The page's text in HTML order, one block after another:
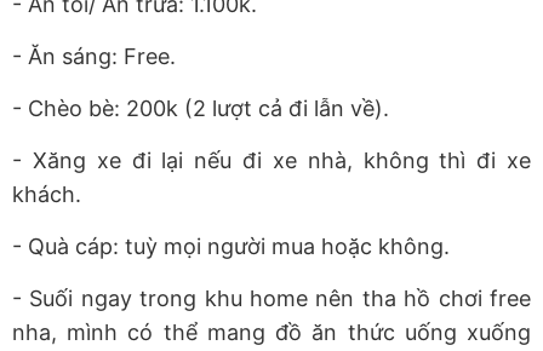
- Ăn sáng: Free.
- Chèo bè: 200k (2 lượt cả đi lẫn về).
- Xăng xe đi lại nếu đi xe nhà, không thì đi xe
khách.
- Quà cáp: tuỳ mọi người mua hoặc không.
- Suối ngay trong khu home nên tha hồ chơi free
nha, mình có thể mang đồ ăn thức uống xuống